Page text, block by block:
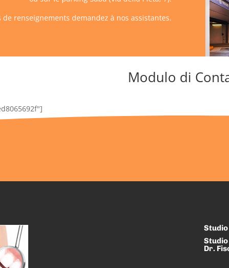
de renseignements demandez à nos assistantes.
Modulo di
Dr.